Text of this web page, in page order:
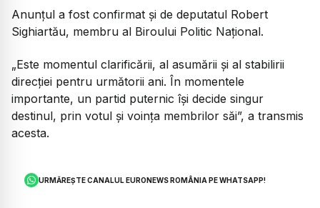
Anunțul a fost confirmat și de deputatul Robert
Sighiartău, membru al Biroului Politic Național.
„Este momentul clarificării, al asumării și al stabilirii
direcției pentru următorii ani. În momentele
importante, un partid puternic își decide singur
destinul, prin votul și voința membrilor săi”, a transmis
acesta.
URMĂREȘTE CANALUL EURONEWS ROMÂNIA PE WHATSAPP!